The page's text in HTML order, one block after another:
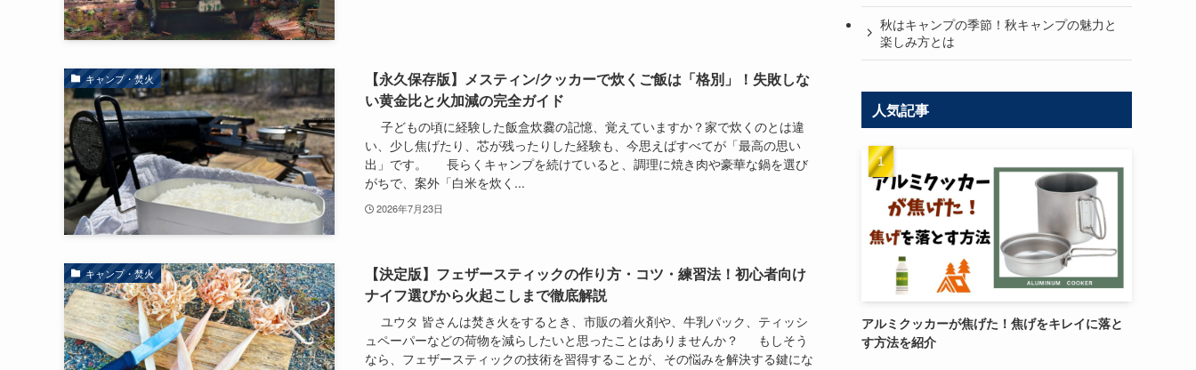
キャンプ・焚火
【永久保存版】メスティン/クッカーで炊くご飯は「格別」！失敗しな
い黄金比と火加減の完全ガイド
子どもの頃に経験した飯盒炊爨の記憶、覚えていますか？家で炊くのとは違
い、少し焦げたり、芯が残ったりした経験も、今思えばすべてが「最高の思い
出」です。 長らくキャンプを続けていると、調理に焼き肉や豪華な鍋を選び
がちで、案外「白米を炊く...
2026年7月23日
キャンプ・焚火
【決定版】フェザースティックの作り方・コツ・練習法！初心者向け
ナイフ選びから火起こしまで徹底解説
ユウタ 皆さんは焚き火をするとき、市販の着火剤や、牛乳パック、ティッシ
ュペーパーなどの荷物を減らしたいと思ったことはありませんか？ もしそう
なら、フェザースティックの技術を習得することが、その悩みを解決する鍵にな
秋はキャンプの季節！秋キャンプの魅力と
楽しみ方とは
人気記事
アルミクッカーが焦げた！焦げをキレイに落と
す方法を紹介